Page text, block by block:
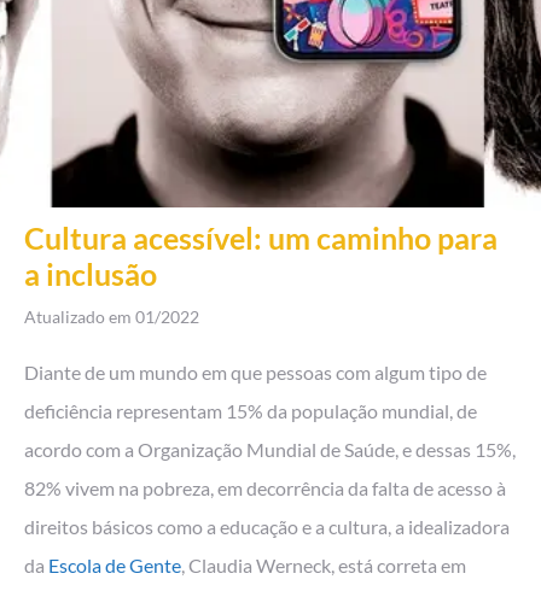
Cultura acessível: um caminho para
a inclusão
Atualizado em 01/2022
Diante de um mundo em que pessoas com algum tipo de
deficiência representam 15% da população mundial, de
acordo com a Organização Mundial de Saúde, e dessas 15%,
82% vivem na pobreza, em decorrência da falta de acesso à
direitos básicos como a educação e a cultura, a idealizadora
da Escola de Gente, Claudia Werneck, está correta em